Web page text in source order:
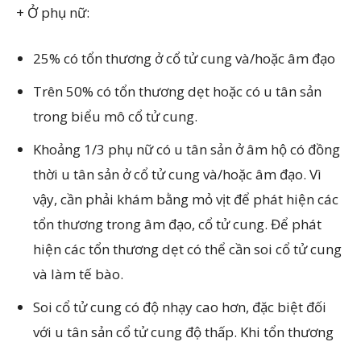
+ Ở phụ nữ:
25% có tổn thương ở cổ tử cung và/hoặc âm đạo
Trên 50% có tổn thương dẹt hoặc có u tân sản
trong biểu mô cổ tử cung.
Khoảng 1/3 phụ nữ có u tân sản ở âm hộ có đồng
thời u tân sản ở cổ tử cung và/hoặc âm đạo. Vì
vậy, cần phải khám bằng mỏ vịt để phát hiện các
tổn thương trong âm đạo, cổ tử cung. Để phát
hiện các tổn thương dẹt có thể cần soi cổ tử cung
và làm tế bào.
Soi cổ tử cung có độ nhạy cao hơn, đặc biệt đối
với u tân sản cổ tử cung độ thấp. Khi tổn thương